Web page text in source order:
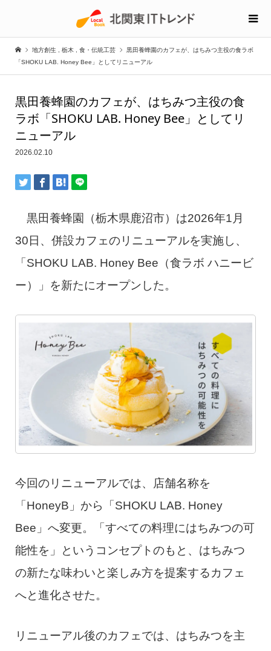
地方創生 栃木 食・伝統工芸
黒田養蜂園のカフェが、はちみつ主役の食ラボ
「SHOKU LAB. Honey Bee」としてリニューアル
黒田養蜂園のカフェが、はちみつ主役の食
ラボ「SHOKU LAB. Honey Bee」としてリ
ニューアル
2026.02.10
黒田養蜂園（栃木県鹿沼市）は2026年1月
30日、併設カフェのリニューアルを実施し、
「SHOKU LAB. Honey Bee（食ラボ ハニービ
ー）」を新たにオープンした。
今回のリニューアルでは、店舗名称を
「HoneyB」から「SHOKU LAB. Honey
Bee」へ変更。「すべての料理にはちみつの可
能性を」というコンセプトのもと、はちみつ
の新たな味わいと楽しみ方を提案するカフェ
へと進化させた。
リニューアル後のカフェでは、はちみつを主